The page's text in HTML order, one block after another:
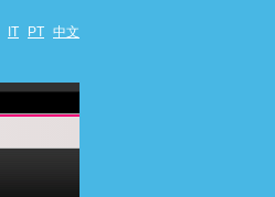
IT PT 中文